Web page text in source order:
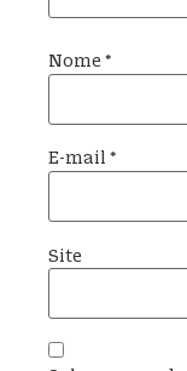
Nome *
E-mail *
Site